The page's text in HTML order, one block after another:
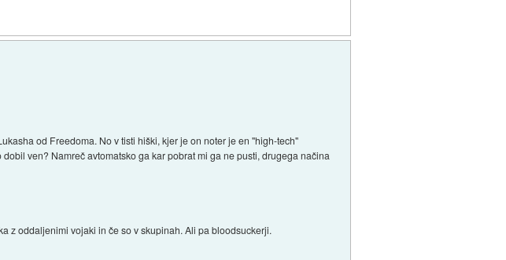
od Freedoma. No v tisti hiški, kjer je on noter je en "high-tech"
ven? Namreč avtomatsko ga kar pobrat mi ga ne pusti, drugega načina
z oddaljenimi vojaki in če so v skupinah. Ali pa bloodsuckerji.